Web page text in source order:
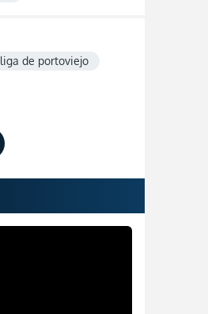
liga de portoviejo